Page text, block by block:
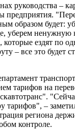
руководства –
предприятия.
образом будет:
уберем
ездят по
– все это будет
тарифов на
тарифов", –
региона
контроле.